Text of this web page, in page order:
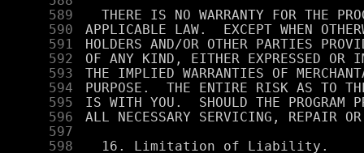
    589
    590
    591
    592
    593
    594
    595
    596
    597
    598